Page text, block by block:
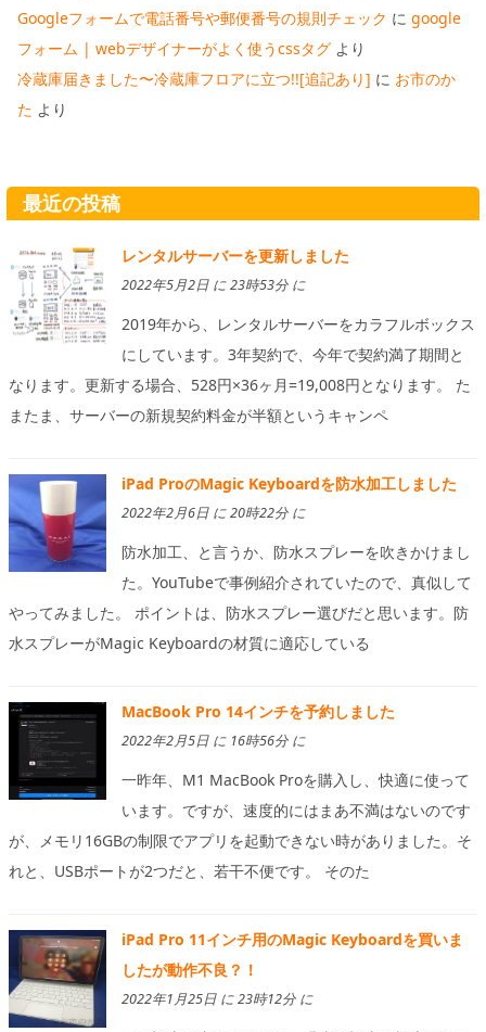
Googleフォームで電話番号や郵便番号の規則チェック に google
フォーム | webデザイナーがよく使うcssタグ より
冷蔵庫届きました〜冷蔵庫フロアに立つ!![追記あり] に お市のか
た より
最近の投稿
レンタルサーバーを更新しました
2022年5月2日 に 23時53分 に
2019年から、レンタルサーバーをカラフルボックス
にしています。3年契約で、今年で契約満了期間と
なります。更新する場合、528円×36ヶ月=19,008円となります。 た
またま、サーバーの新規契約料金が半額というキャンペ
iPad ProのMagic Keyboardを防水加工しました
2022年2月6日 に 20時22分 に
防水加工、と言うか、防水スプレーを吹きかけまし
た。YouTubeで事例紹介されていたので、真似して
やってみました。 ポイントは、防水スプレー選びだと思います。防
水スプレーがMagic Keyboardの材質に適応している
MacBook Pro 14インチを予約しました
2022年2月5日 に 16時56分 に
一昨年、M1 MacBook Proを購入し、快適に使って
います。ですが、速度的にはまあ不満はないのです
が、メモリ16GBの制限でアプリを起動できない時がありました。そ
れと、USBポートが2つだと、若干不便です。 そのた
iPad Pro 11インチ用のMagic Keyboardを買いま
したが動作不良？！
2022年1月25日 に 23時12分 に